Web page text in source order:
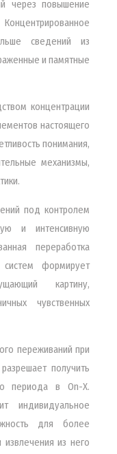
через повышение
сведений из
и памятные
концентрации
настоящего
понимания,
механизмы,
под контролем
и интенсивную
переработка
формирует
картину,
чувственных
переживаний при
получить
периода в On-X.
индивидуальное
для более
из него